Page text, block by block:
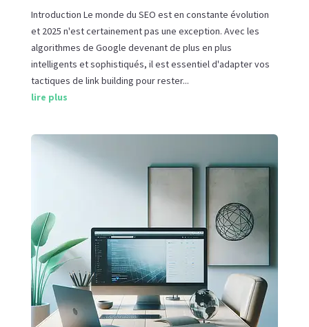
Introduction Le monde du SEO est en constante évolution
et 2025 n'est certainement pas une exception. Avec les
algorithmes de Google devenant de plus en plus
intelligents et sophistiqués, il est essentiel d'adapter vos
tactiques de link building pour rester...
lire plus